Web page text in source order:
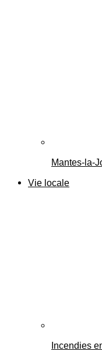
Mantes-la-
Vie locale
Incendies